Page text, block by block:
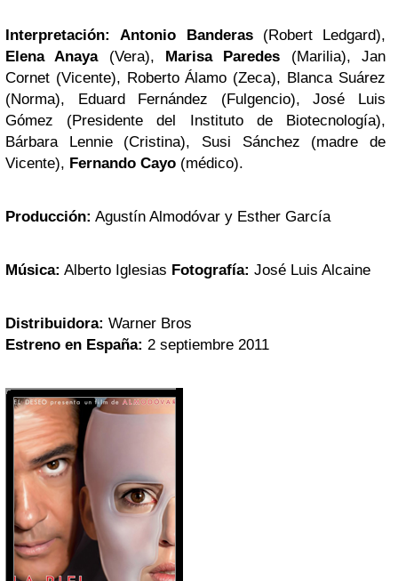
Interpretación: Antonio Banderas(Robert Ledgard),
Elena Anaya(Vera), Marisa Paredes (Marilia), Jan
Cornet (Vicente), Roberto Álamo (Zeca), Blanca Suárez
(Norma), Eduard Fernández (Fulgencio), José Luis
Gómez (Presidente del Instituto de Biotecnología),
Bárbara Lennie (Cristina), Susi Sánchez (madre de
Vicente), Fernando Cayo (médico).
Producción: Agustín Almodóvar y Esther García
Música: Alberto Iglesias Fotografía: José Luis Alcaine
Distribuidora: Warner Bros
Estreno en España: 2 septiembre 2011